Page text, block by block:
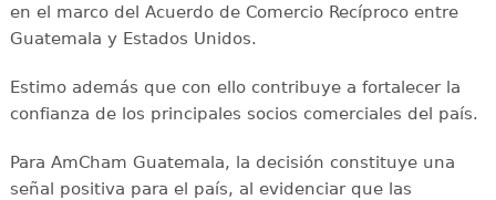
en el marco del Acuerdo de Comercio Recíproco entre
Guatemala y Estados Unidos.
Estimo además que con ello contribuye a fortalecer la
confianza de los principales socios comerciales del país.
Para AmCham Guatemala, la decisión constituye una
señal positiva para el país, al evidenciar que las